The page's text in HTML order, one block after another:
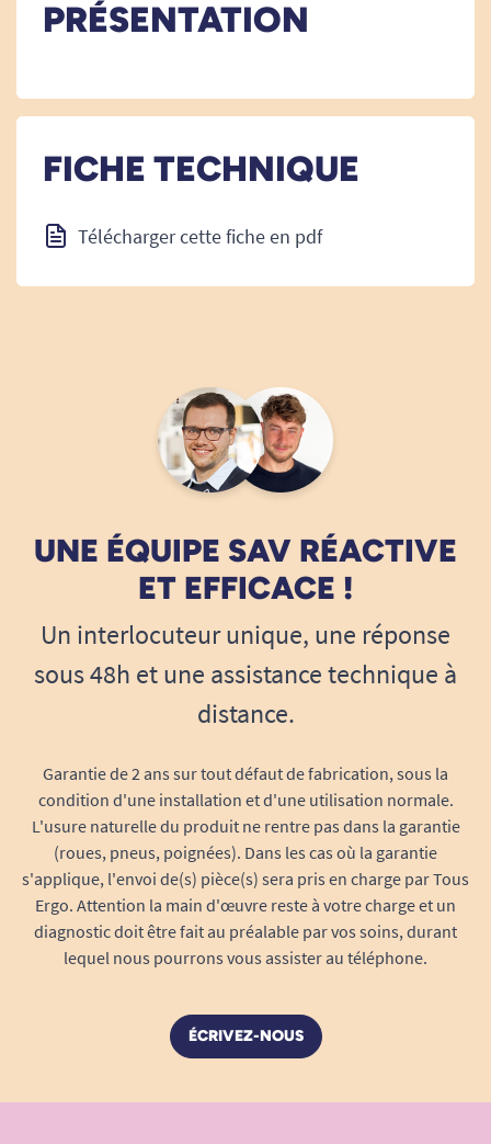
PRÉSENTATION
FICHE TECHNIQUE
Télécharger cette fiche en pdf
UNE ÉQUIPE SAV RÉACTIVE
ET EFFICACE !
Un interlocuteur unique, une réponse
sous 48h et une assistance technique à
distance.
Garantie de 2 ans sur tout défaut de fabrication, sous la
condition d'une installation et d'une utilisation normale.
L'usure naturelle du produit ne rentre pas dans la garantie
(roues, pneus, poignées). Dans les cas où la garantie
s'applique, l'envoi de(s) pièce(s) sera pris en charge par Tous
Ergo. Attention la main d'œuvre reste à votre charge et un
diagnostic doit être fait au préalable par vos soins, durant
lequel nous pourrons vous assister au téléphone.
ÉCRIVEZ-NOUS